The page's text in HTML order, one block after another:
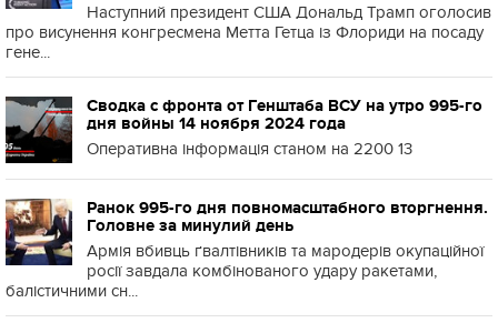
Наступний президент США Дональд Трамп оголосив
про висунення конгресмена Метта Гетца із Флориди на посаду
гене...
Сводка с фронта от Генштаба ВСУ на утро 995-го
дня войны 14 ноября 2024 года
Оперативна інформація станом на 2200 13
Ранок 995-го дня повномасштабного вторгнення.
Головне за минулий день
Армія вбивць ґвалтівників та мародерів окупаційної
росії завдала комбінованого удару ракетами,
балістичними сн...